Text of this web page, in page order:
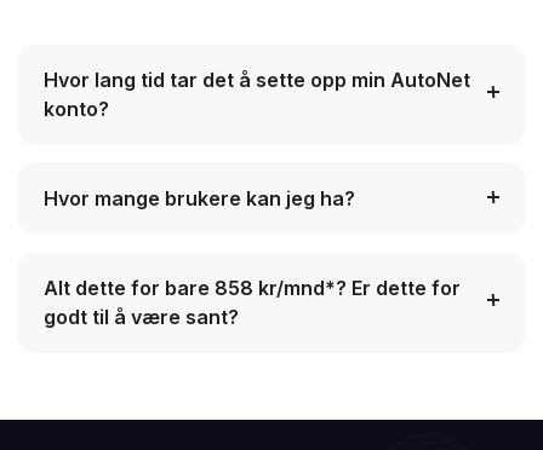
Hvor lang tid tar det å sette opp min AutoNet
konto?
Hvor mange brukere kan jeg ha?
Alt dette for bare 858 kr/mnd*? Er dette for
godt til å være sant?